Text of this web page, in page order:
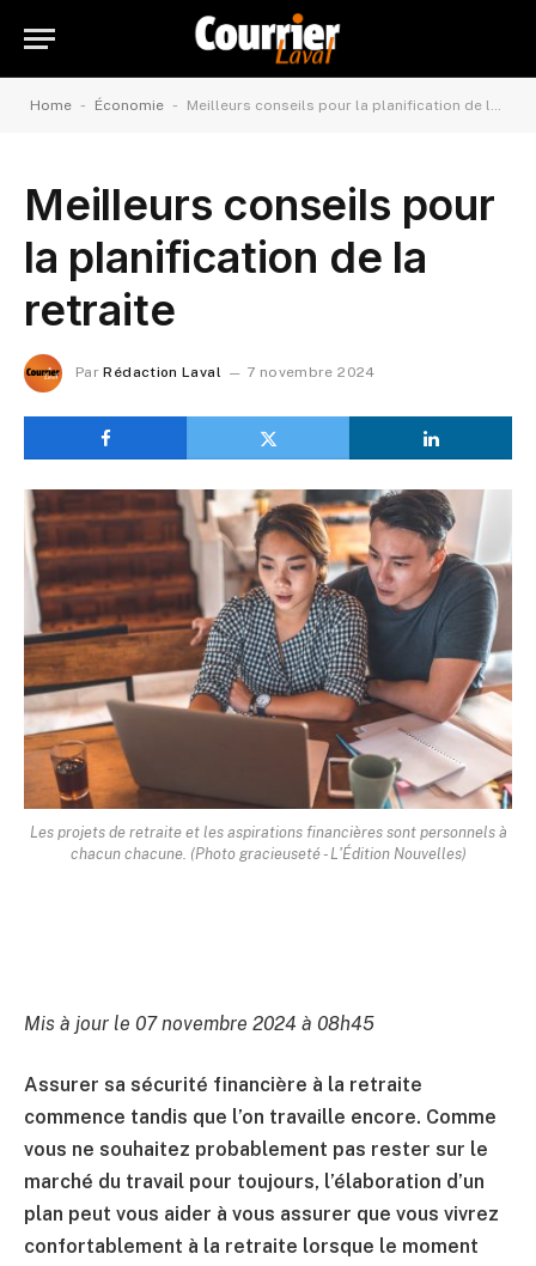
Home - Économie - Meilleurs conseils pour la planification de la retraite
Meilleurs conseils pour
la planification de la
retraite
Par Rédaction Laval 7 novembre 2024
Les projets de retraite et les aspirations financières sont personnels à
chacun chacune. (Photo gracieuseté - L'Édition Nouvelles)
Mis à jour le 07 novembre 2024 à 08h45
Assurer sa sécurité financière à la retraite
commence tandis que l’on travaille encore. Comme
vous ne souhaitez probablement pas rester sur le
marché du travail pour toujours, l’élaboration d’un
plan peut vous aider à vous assurer que vous vivrez
confortablement à la retraite lorsque le moment